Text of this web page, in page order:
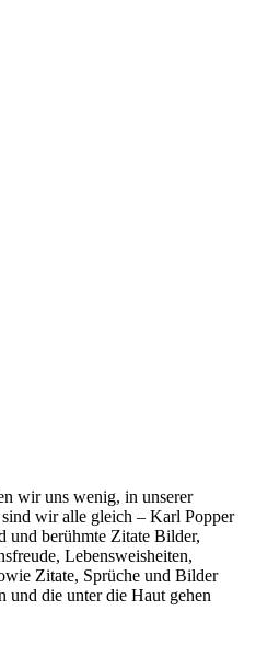
wir uns wenig, in unserer
wir alle gleich – Karl Popper
und berühmte Zitate Bilder,
Lebensweisheiten,
Zitate, Sprüche und Bilder
und die unter die Haut gehen